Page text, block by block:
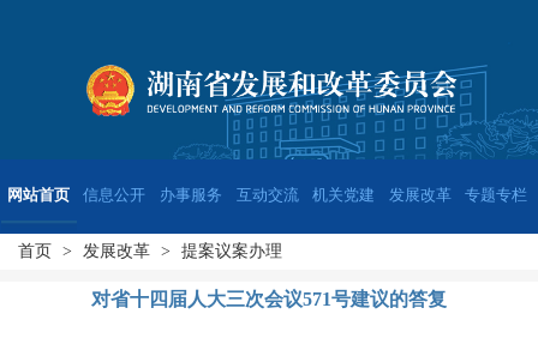
网站首页 信息公开 办事服务 互动交流 机关党建 发展改革 专题专栏
首页 > 发展改革 > 提案议案办理
对省十四届人大三次会议571号建议的答复